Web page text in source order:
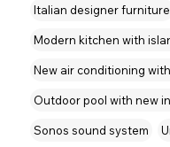
Italian designer furniture
Modern kitchen with
New air conditioning
Outdoor pool with new
Sonos sound system